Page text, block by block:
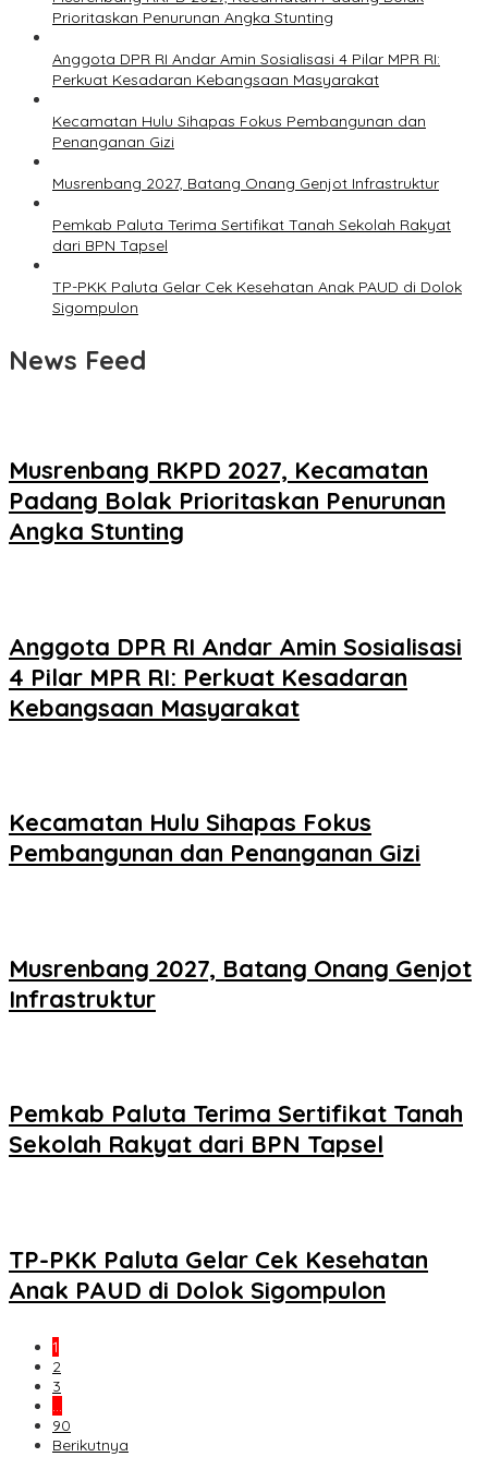
Prioritaskan Penurunan Angka Stunting
Anggota DPR RI Andar Amin Sosialisasi 4 Pilar MPR RI:
Perkuat Kesadaran Kebangsaan Masyarakat
Kecamatan Hulu Sihapas Fokus Pembangunan dan
Penanganan Gizi
Musrenbang 2027, Batang Onang Genjot Infrastruktur
Pemkab Paluta Terima Sertifikat Tanah Sekolah Rakyat
dari BPN Tapsel
TP-PKK Paluta Gelar Cek Kesehatan Anak PAUD di Dolok
Sigompulon
News Feed
Musrenbang RKPD 2027, Kecamatan
Padang Bolak Prioritaskan Penurunan
Angka Stunting
Anggota DPR RI Andar Amin Sosialisasi
4 Pilar MPR RI: Perkuat Kesadaran
Kebangsaan Masyarakat
Kecamatan Hulu Sihapas Fokus
Pembangunan dan Penanganan Gizi
Musrenbang 2027, Batang Onang Genjot
Infrastruktur
Pemkab Paluta Terima Sertifikat Tanah
Sekolah Rakyat dari BPN Tapsel
TP-PKK Paluta Gelar Cek Kesehatan
Anak PAUD di Dolok Sigompulon
1
2
3
…
90
Berikutnya